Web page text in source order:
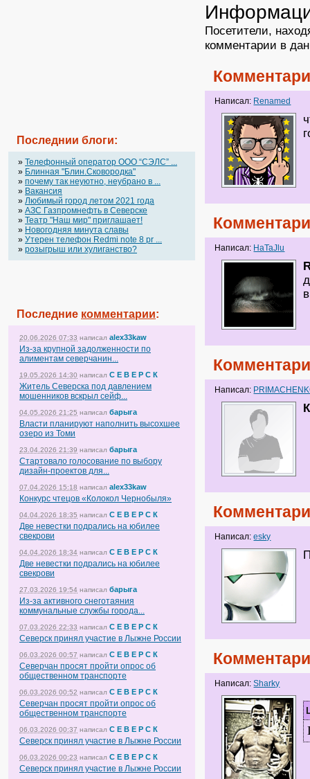
Последнии блоги:
» Телефонный оператор OOO “СЭЛС” ...
» Блинная "Блин.Сковородка"
» почему так неуютно, неубрано в ...
» Вакансия
» Любимый город летом 2021 года
» АЗС Газпромнефть в Северске
» Театр "Наш мир" приглашает!
» Новогодняя минута славы
» Утерен телефон Redmi note 8 pr ...
» розыгрыш или хулиганство?
Последние комментарии:
20.06.2026 07:33 написал alex33kaw
Из-за крупной задолженности по
алиментам северчанин...
19.05.2026 14:30 написал С Е В Е Р С К
Житель Северска под давлением
мошенников вскрыл сейф...
04.05.2026 21:25 написал барыга
Власти планируют наполнить высохшее
озеро из Томи
23.04.2026 21:39 написал барыга
Стартовало голосование по выбору
дизайн-проектов для...
07.04.2026 15:18 написал alex33kaw
Конкурс чтецов «Колокол Чернобыля»
04.04.2026 18:35 написал С Е В Е Р С К
Две невестки подрались на юбилее
свекрови
04.04.2026 18:34 написал С Е В Е Р С К
Две невестки подрались на юбилее
свекрови
27.03.2026 19:54 написал барыга
Из-за активного снеготаяния
коммунальные службы города...
07.03.2026 22:33 написал С Е В Е Р С К
Северск принял участие в Лыжне России
06.03.2026 00:57 написал С Е В Е Р С К
Северчан просят пройти опрос об
общественном транспорте
06.03.2026 00:52 написал С Е В Е Р С К
Северчан просят пройти опрос об
общественном транспорте
06.03.2026 00:37 написал С Е В Е Р С К
Северск принял участие в Лыжне России
06.03.2026 00:23 написал С Е В Е Р С К
Северск принял участие в Лыжне России
Посетители,
комментарии в
Написал: Renamed
Написал: HaTaJlu
Написал:
Написал:esky
Написал:Sharky